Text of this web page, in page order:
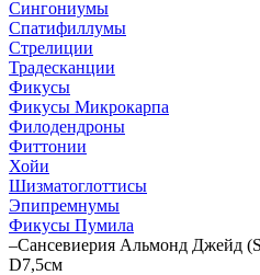
Сингониумы
Спатифиллумы
Стрелиции
Традесканции
Фикусы
Фикусы Микрокарпа
Филодендроны
Фиттонии
Хойи
Шизматоглоттисы
Эпипремнумы
Фикусы Пумила
–Сансевиерия Альмонд Джейд
D7,5см